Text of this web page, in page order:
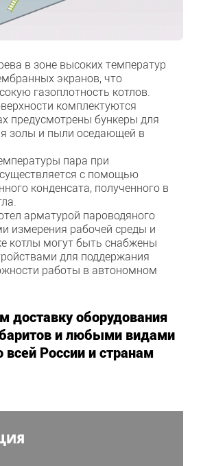
в зоне высоких температур
экранов, что
газоплотность котлов.
комплектуются
предусмотрены бункеры для
золы и пыли оседающей в
пара при
с помощью
конденсата, полученного в
арматурой пароводяного
измерения рабочей среды и
котлы могут быть снабжены
для поддержания
работы в автономном
доставку оборудования
и любыми видами
всей России и странам